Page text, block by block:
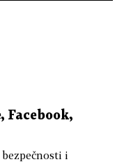
Facebook,
i